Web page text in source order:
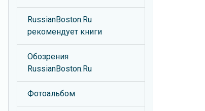
RussianBoston.Ru
рекомендует книги
Обозрения
RussianBoston.Ru
Фотоальбом